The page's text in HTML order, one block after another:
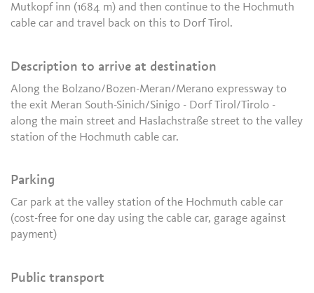
Mutkopf inn (1684 m) and then continue to the Hochmuth
cable car and travel back on this to Dorf Tirol.
Description to arrive at destination
Along the Bolzano/Bozen-Meran/Merano expressway to
the exit Meran South-Sinich/Sinigo - Dorf Tirol/Tirolo -
along the main street and Haslachstraße street to the valley
station of the Hochmuth cable car.
Parking
Car park at the valley station of the Hochmuth cable car
(cost-free for one day using the cable car, garage against
payment)
Public transport